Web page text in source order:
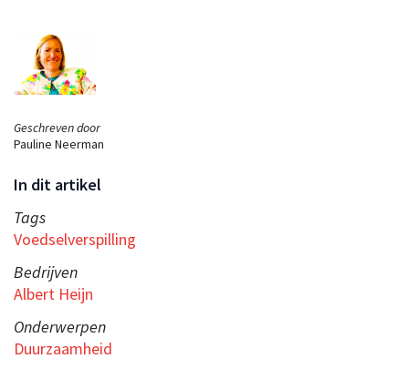
Geschreven door
Pauline Neerman
In dit artikel
Tags
Voedselverspilling
Bedrijven
Albert Heijn
Onderwerpen
Duurzaamheid